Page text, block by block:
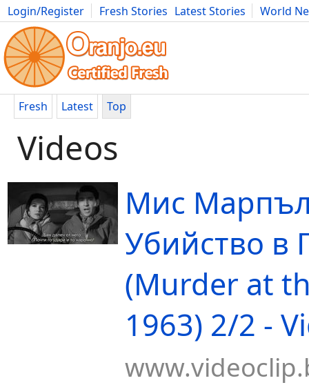
Login/Register Fresh Stories Latest Stories
World
Movies Anime Music Art Cars Advice Science
Fresh Latest Top
Videos
Мис
Убийство в
(Murder at
1963) 2/2 -